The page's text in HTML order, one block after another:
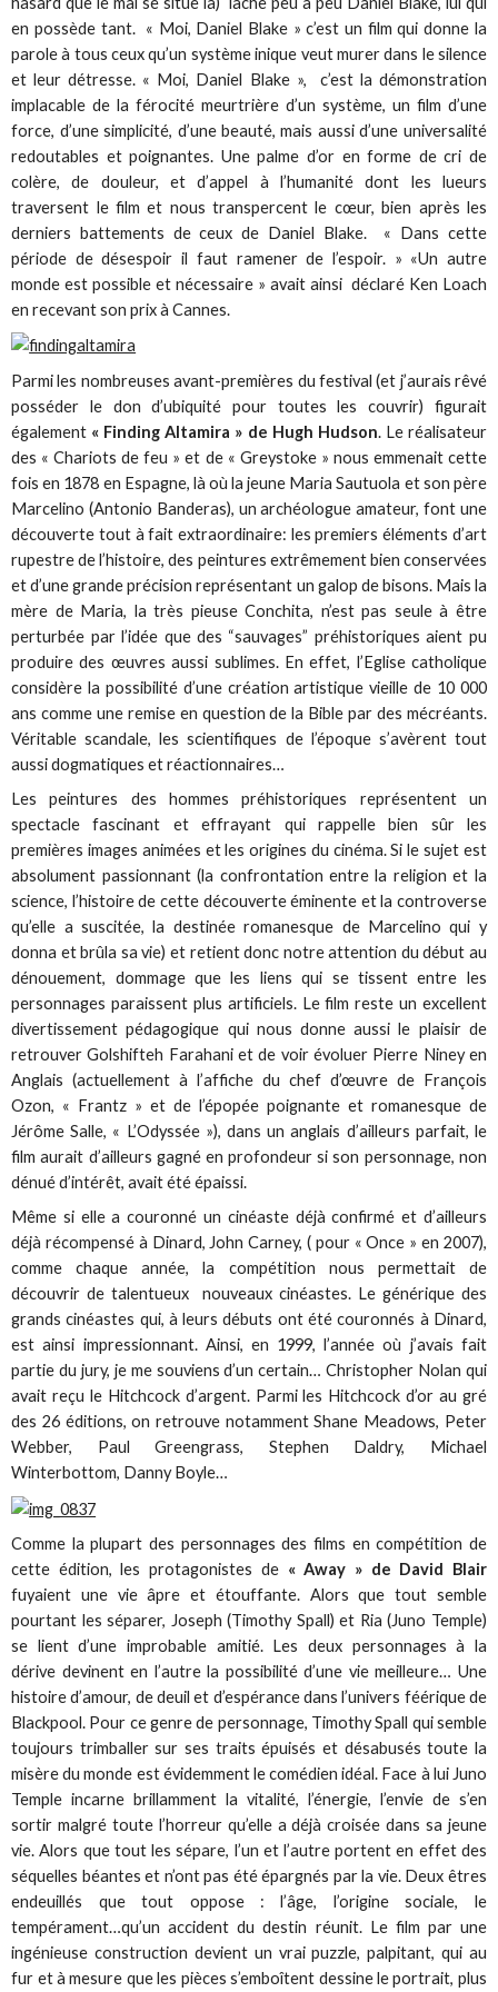
en possède tant. « Moi, Daniel Blake » c’est un film qui donne la
parole à tous ceux qu’un système inique veut murer dans le silence
et leur détresse. « Moi, Daniel Blake », c’est la démonstration
implacable de la férocité meurtrière d’un système, un film d’une
force, d’une simplicité, d’une beauté, mais aussi d’une universalité
redoutables et poignantes. Une palme d’or en forme de cri de
colère, de douleur, et d’appel à l’humanité dont les lueurs
traversent le film et nous transpercent le cœur, bien après les
derniers battements de ceux de Daniel Blake. « Dans cette
période de désespoir il faut ramener de l’espoir. » «Un autre
monde est possible et nécessaire » avait ainsi déclaré Ken Loach
en recevant son prix à Cannes.
Parmi les nombreuses avant-premières du festival (et j’aurais rêvé
posséder le don d’ubiquité pour toutes les couvrir) figurait
également « Finding Altamira » de Hugh Hudson. Le réalisateur
des « Chariots de feu » et de « Greystoke » nous emmenait cette
fois en 1878 en Espagne, là où la jeune Maria Sautuola et son père
Marcelino (Antonio Banderas), un archéologue amateur, font une
découverte tout à fait extraordinaire: les premiers éléments d’art
rupestre de l’histoire, des peintures extrêmement bien conservées
et d’une grande précision représentant un galop de bisons. Mais la
mère de Maria, la très pieuse Conchita, n’est pas seule à être
perturbée par l’idée que des “sauvages” préhistoriques aient pu
produire des œuvres aussi sublimes. En effet, l’Eglise catholique
considère la possibilité d’une création artistique vieille de 10 000
ans comme une remise en question de la Bible par des mécréants.
Véritable scandale, les scientifiques de l’époque s’avèrent tout
aussi dogmatiques et réactionnaires…
Les peintures des hommes préhistoriques représentent un
spectacle fascinant et effrayant qui rappelle bien sûr les
premières images animées et les origines du cinéma. Si le sujet est
absolument passionnant (la confrontation entre la religion et la
science, l’histoire de cette découverte éminente et la controverse
qu’elle a suscitée, la destinée romanesque de Marcelino qui y
donna et brûla sa vie) et retient donc notre attention du début au
dénouement, dommage que les liens qui se tissent entre les
personnages paraissent plus artificiels. Le film reste un excellent
divertissement pédagogique qui nous donne aussi le plaisir de
retrouver Golshifteh Farahani et de voir évoluer Pierre Niney en
Anglais (actuellement à l’affiche du chef d’œuvre de François
Ozon, « Frantz » et de l’épopée poignante et romanesque de
Jérôme Salle, « L’Odyssée »), dans un anglais d’ailleurs parfait, le
film aurait d’ailleurs gagné en profondeur si son personnage, non
dénué d’intérêt, avait été épaissi.
Même si elle a couronné un cinéaste déjà confirmé et d’ailleurs
déjà récompensé à Dinard, John Carney, ( pour « Once » en 2007),
comme chaque année, la compétition nous permettait de
découvrir de talentueux nouveaux cinéastes. Le générique des
grands cinéastes qui, à leurs débuts ont été couronnés à Dinard,
est ainsi impressionnant. Ainsi, en 1999, l’année où j’avais fait
partie du jury, je me souviens d’un certain… Christopher Nolan qui
avait reçu le Hitchcock d’argent. Parmi les Hitchcock d’or au gré
des 26 éditions, on retrouve notamment Shane Meadows, Peter
Webber, Paul Greengrass, Stephen Daldry, Michael
Winterbottom, Danny Boyle…
Comme la plupart des personnages des films en compétition de
cette édition, les protagonistes de « Away » de David Blair
fuyaient une vie âpre et étouffante. Alors que tout semble
pourtant les séparer, Joseph (Timothy Spall) et Ria (Juno Temple)
se lient d’une improbable amitié. Les deux personnages à la
dérive devinent en l’autre la possibilité d’une vie meilleure… Une
histoire d’amour, de deuil et d’espérance dans l’univers féérique de
Blackpool. Pour ce genre de personnage, Timothy Spall qui semble
toujours trimballer sur ses traits épuisés et désabusés toute la
misère du monde est évidemment le comédien idéal. Face à lui Juno
Temple incarne brillamment la vitalité, l’énergie, l’envie de s’en
sortir malgré toute l’horreur qu’elle a déjà croisée dans sa jeune
vie. Alors que tout les sépare, l’un et l’autre portent en effet des
séquelles béantes et n’ont pas été épargnés par la vie. Deux êtres
endeuillés que tout oppose : l’âge, l’origine sociale, le
tempérament…qu’un accident du destin réunit. Le film par une
ingénieuse construction devient un vrai puzzle, palpitant, qui au
fur et à mesure que les pièces s’emboîtent dessine le portrait, plus